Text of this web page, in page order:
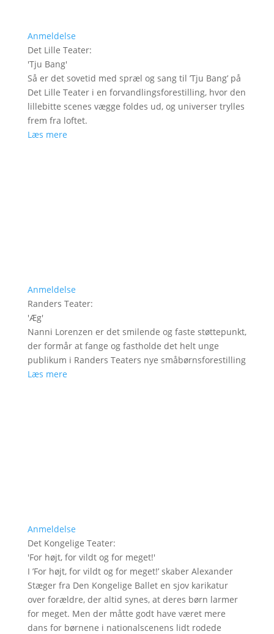
Anmeldelse
Det Lille Teater:
'Tju Bang'
Så er det sovetid med spræl og sang til ’Tju Bang’ på
Det Lille Teater i en forvandlingsforestilling, hvor den
lillebitte scenes vægge foldes ud, og universer trylles
frem fra loftet.
Læs mere
Anmeldelse
Randers Teater:
'Æg'
Nanni Lorenzen er det smilende og faste støttepunkt,
der formår at fange og fastholde det helt unge
publikum i Randers Teaters nye småbørnsforestilling
Læs mere
Anmeldelse
Det Kongelige Teater:
'For højt, for vildt og for meget!'
I ’For højt, for vildt og for meget!’ skaber Alexander
Stæger fra Den Kongelige Ballet en sjov karikatur
over forældre, der altid synes, at deres børn larmer
for meget. Men der måtte godt have været mere
dans for børnene i nationalscenens lidt rodede